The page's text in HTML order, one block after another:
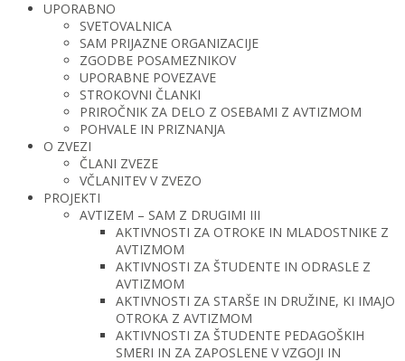
UPORABNO
SVETOVALNICA
SAM PRIJAZNE ORGANIZACIJE
ZGODBE POSAMEZNIKOV
UPORABNE POVEZAVE
STROKOVNI ČLANKI
PRIROČNIK ZA DELO Z OSEBAMI Z AVTIZMOM
POHVALE IN PRIZNANJA
O ZVEZI
ČLANI ZVEZE
VČLANITEV V ZVEZO
PROJEKTI
AVTIZEM – SAM Z DRUGIMI III
AKTIVNOSTI ZA OTROKE IN MLADOSTNIKE Z
AVTIZMOM
AKTIVNOSTI ZA ŠTUDENTE IN ODRASLE Z
AVTIZMOM
AKTIVNOSTI ZA STARŠE IN DRUŽINE, KI IMAJO
OTROKA Z AVTIZMOM
AKTIVNOSTI ZA ŠTUDENTE PEDAGOŠKIH
SMERI IN ZA ZAPOSLENE V VZGOJI IN